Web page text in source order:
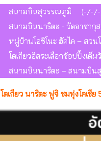
สนามบินสุวรรณภูมิ (-/-/-
สนามบินนาริตะ - วัดอาซากุ
หมู่บ้านโอชิโนะ ฮัคไค – สว
โตเกียวอิสระเลือกช้อปปิ้งเ
สนามบินนาริตะ – สนามบิ
โตเกียว นาริตะ ฟูจิ ชมทุ่งโคเชี